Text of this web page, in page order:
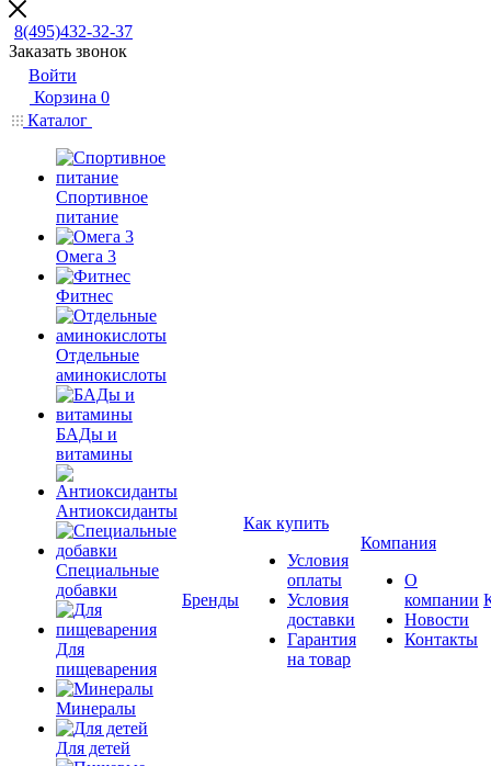
8(495)432-32-37
Заказать звонок
Войти
Корзина 0
Каталог
Спортивное
питание
Омега 3
Фитнес
Отдельные
аминокислоты
БАДы и
витамины
Антиоксиданты
Специальные
добавки
Для
пищеварения
Минералы
Для детей
Бренды
Как купить
Условия
оплаты
Условия
доставки
Гарантия
на товар
Компания
О
компании
Новости
Контакты